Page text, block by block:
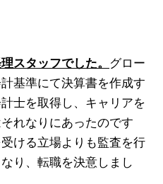
スタッフでした。 グロー
基準にて決算書を作成す
士を取得し、キャリアを
れなりにあったのです
ける立場よりも監査を行
り、転職を決意しまし